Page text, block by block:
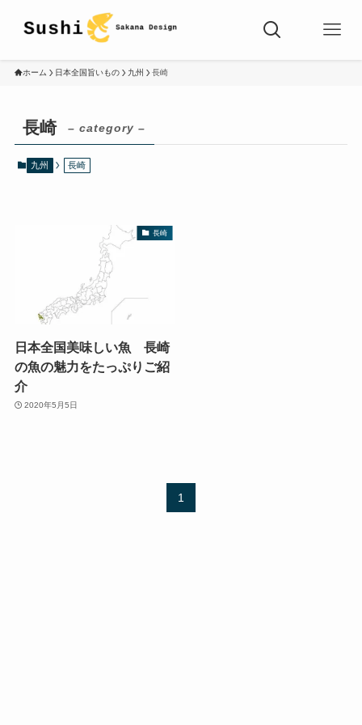
ホーム 日本全国旨いもの 九州 長崎
長崎 – category –
九州 長崎
長崎
日本全国美味しい魚 長崎
の魚の魅力をたっぷりご紹
介
2020年5月5日
1